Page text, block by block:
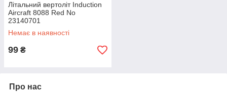
Літальний вертоліт Induction
Aircraft 8088 Red No
23140701
Немає в наявності
99 ₴
Про нас